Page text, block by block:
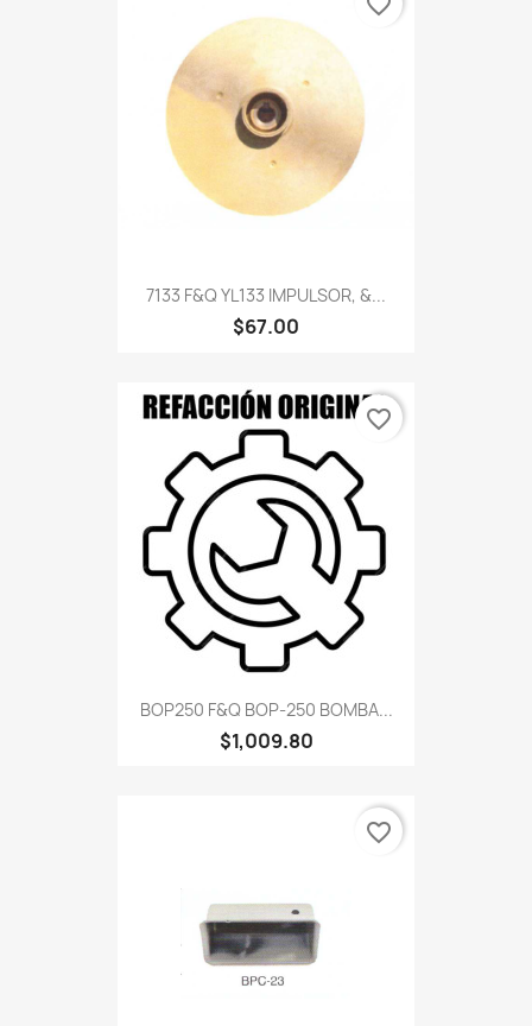
7133 F&Q YL133 IMPULSOR, &...
$67.00
BOP250 F&Q BOP-250 BOMBA...
$1,009.80
favorite_border
favorite_border